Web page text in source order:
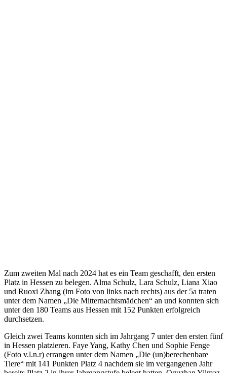
Zum zweiten Mal nach 2024 hat es ein Team geschafft, den ersten
Platz in Hessen zu belegen. Alma Schulz, Lara Schulz, Liana Xiao
und Ruoxi Zhang (im Foto von links nach rechts) aus der 5a traten
unter dem Namen „Die Mitternachtsmädchen“ an und konnten sich
unter den 180 Teams aus Hessen mit 152 Punkten erfolgreich
durchsetzen.
Gleich zwei Teams konnten sich im Jahrgang 7 unter den ersten fünf
in Hessen platzieren. Faye Yang, Kathy Chen und Sophie Fenge
(Foto v.l.n.r) errangen unter dem Namen „Die (un)berechenbare
Tiere“ mit 141 Punkten Platz 4 nachdem sie im vergangenen Jahr